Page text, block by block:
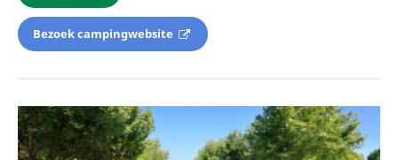
Bezoek campingwebsite